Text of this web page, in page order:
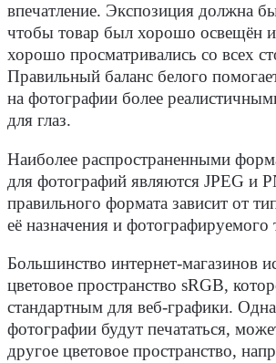
впечатление. Экспозиция должна
чтобы товар был хорошо освещён и
хорошо просматривались со всех
Правильный баланс белого
на фотографии более
для глаз.
Наиболее распространенными
для фотографий являются JPEG и
правильного формата зависит от
её назначения и фотографируемого
Большинство интернет-магазинов
цветовое пространство sRGB,
стандартным для веб-графики.
фотографии будут печататься,
другое цветовое пространство,